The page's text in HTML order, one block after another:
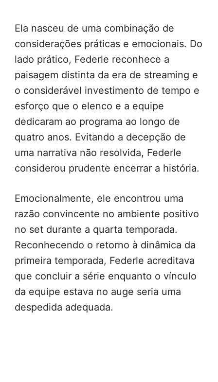
Ela nasceu de uma combinação de
considerações práticas e emocionais. Do
lado prático, Federle reconhece a
paisagem distinta da era de streaming e
o considerável investimento de tempo e
esforço que o elenco e a equipe
dedicaram ao programa ao longo de
quatro anos. Evitando a decepção de
uma narrativa não resolvida, Federle
considerou prudente encerrar a história.
Emocionalmente, ele encontrou uma
razão convincente no ambiente positivo
no set durante a quarta temporada.
Reconhecendo o retorno à dinâmica da
primeira temporada, Federle acreditava
que concluir a série enquanto o vínculo
da equipe estava no auge seria uma
despedida adequada.